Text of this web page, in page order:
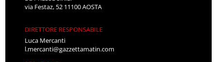
via Festaz, 52 11100 AOSTA
DIRETTORE RESPONSABILE
Luca Mercanti
l.mercanti@gazzettamatin.com